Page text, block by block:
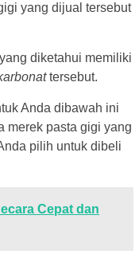
yang dijual tersebut
diketahui memiliki
tersebut.
Anda dibawah ini
merek pasta gigi yang
pilih untuk dibeli
Cepat dan